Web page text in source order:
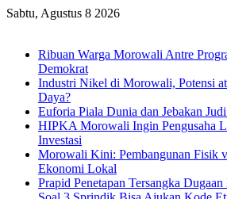
Sabtu, Agustus 8 2026
Ribuan Warga Morowali Antre
Demokrat
Industri Nikel di Morowali, Potensi
Daya?
Euforia Piala Dunia dan Jebakan
HIPKA Morowali Ingin Pengusaha
Investasi
Morowali Kini: Pembangunan Fisik
Ekonomi Lokal
Prapid Penetapan Tersangka